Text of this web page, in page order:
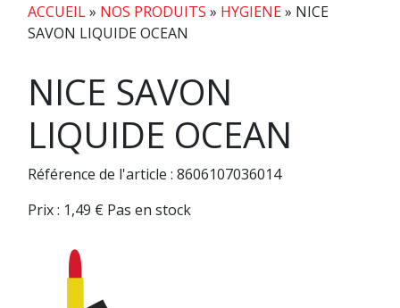
ACCUEIL» NOS PRODUITS » HYGIENE» NICE
SAVON LIQUIDE OCEAN
NICE SAVON
LIQUIDE OCEAN
Référence de l'article : 8606107036014
Prix : 1,49 € Pas en stock